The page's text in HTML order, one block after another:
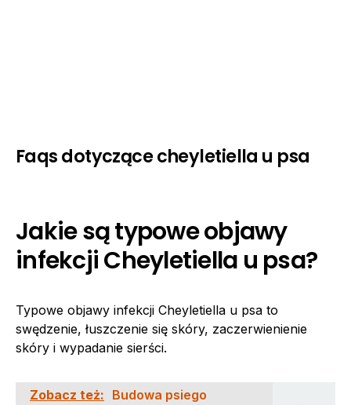
Faqs dotyczące cheyletiella u psa
Jakie są typowe objawy
infekcji Cheyletiella u psa?
Typowe objawy infekcji Cheyletiella u psa to
swędzenie, łuszczenie się skóry, zaczerwienienie
skóry i wypadanie sierści.
Zobacz też: Budowa psiego